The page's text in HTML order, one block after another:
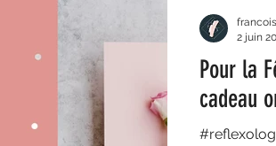
La relation d'aide
Pour la
cadeau
2 juin